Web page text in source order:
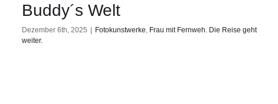
Buddy´s Welt
Dezember 6th, 2025 | Fotokunstwerke Frau mit Fernweh. Die Reise geht
weiter.